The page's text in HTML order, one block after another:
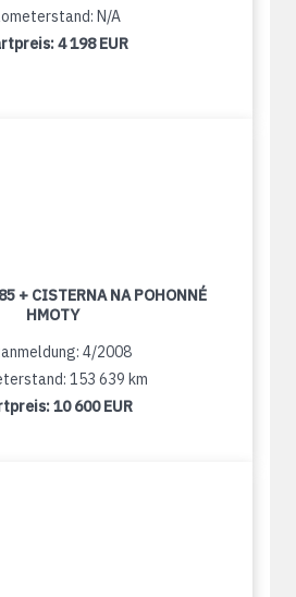
N/A
4 198 EUR
+ CISTERNA NA POHONNÉ
HMOTY
4/2008
153 639 km
10 600 EUR